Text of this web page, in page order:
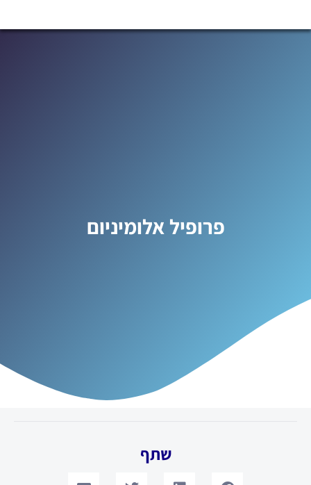
פרופיל אלומיניום
שתף